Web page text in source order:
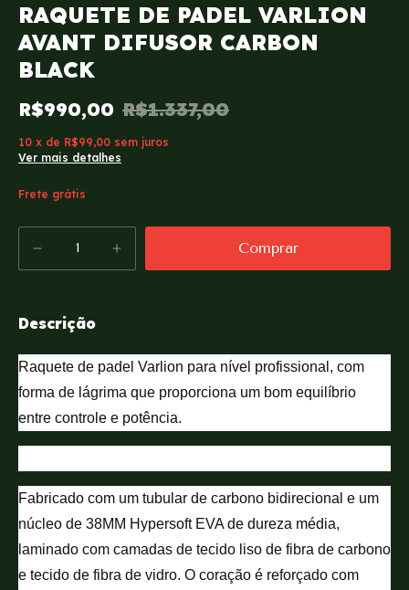
RAQUETE DE PADEL VARLION
AVANT DIFUSOR CARBON
BLACK
R$990,00 R$1.337,00
10 x de R$99,00 sem juros
Ver mais detalhes
Frete grátis
Descrição
Raquete de padel Varlion para nível profissional, com
forma de lágrima que proporciona um bom equilíbrio
entre controle e potência.
Fabricado com um tubular de carbono bidirecional e um
núcleo de 38MM Hypersoft EVA de dureza média,
laminado com camadas de tecido liso de fibra de carbono
e tecido de fibra de vidro. O coração é reforçado com